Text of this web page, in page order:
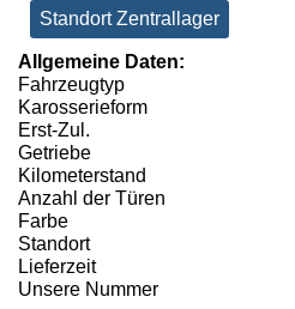
Standort Zentrallager
Allgemeine Daten:
Fahrzeugtyp
Karosserieform
Erst-Zul.
Getriebe
Kilometerstand
Anzahl der Türen
Farbe
Standort
Lieferzeit
Unsere Nummer